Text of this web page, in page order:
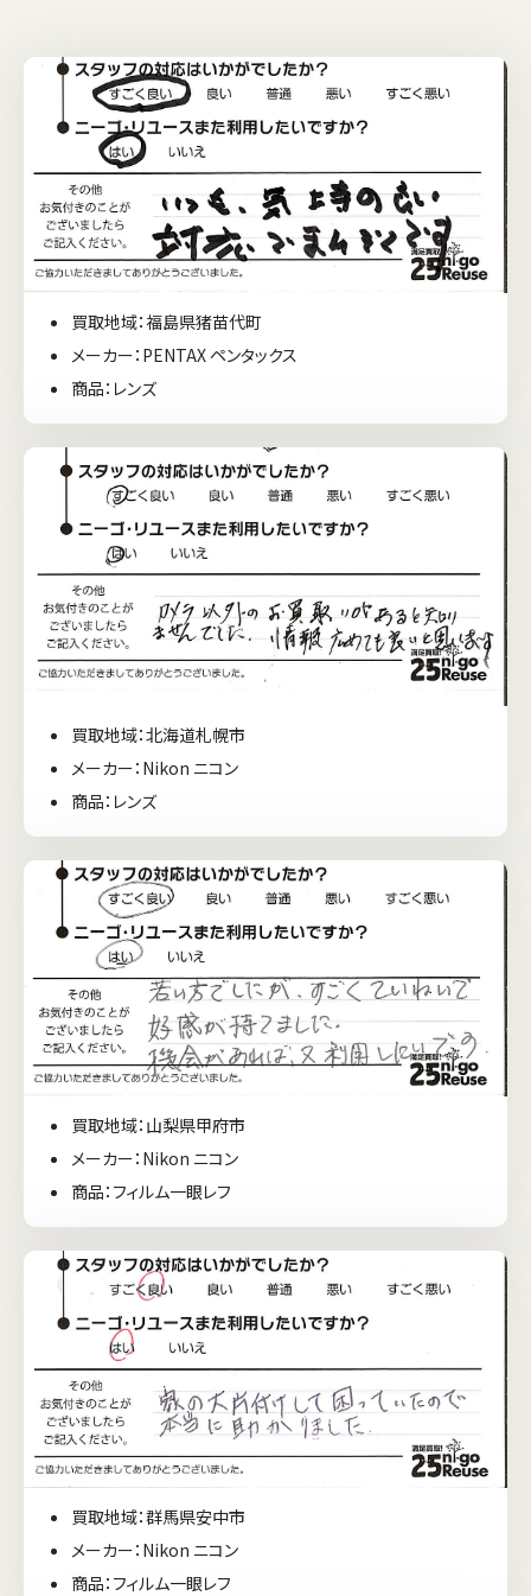
買取地域：福島県猪苗代町
メーカー：PENTAX ペンタックス
商品：レンズ
買取地域：北海道札幌市
メーカー：Nikon ニコン
商品：レンズ
買取地域：山梨県甲府市
メーカー：Nikon ニコン
商品：フィルム一眼レフ
買取地域：群馬県安中市
メーカー：Nikon ニコン
商品：フィルム一眼レフ